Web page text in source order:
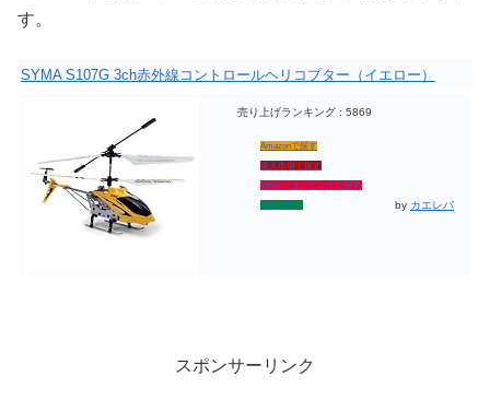
す。
SYMA S107G 3ch赤外線コントロールヘリコプター（イエロー）
売り上げランキング : 5869
Amazonで探す
楽天市場で探す
Yahooショッピングで探す
7netで探す
by カエレバ
スポンサーリンク